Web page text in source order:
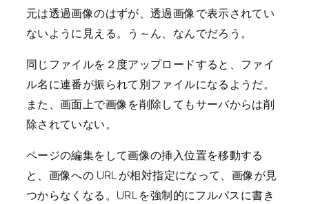
元は透過画像のはずが、透過画像で表示されてい
ないように見える。う～ん、なんでだろう。
同じファイルを２度アップロードすると、ファイ
ル名に連番が振られて別ファイルになるようだ。
また、画面上で画像を削除してもサーバからは削
除されていない。
ページの編集をして画像の挿入位置を移動する
と、画像への URL が相対指定になって、画像が見
つからなくなる。URL を強制的にフルパスに書き